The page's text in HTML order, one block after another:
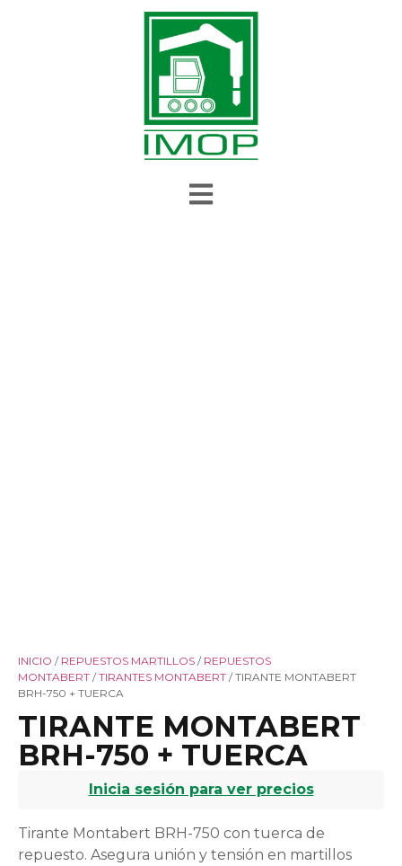
INICIO / REPUESTOS MARTILLOS / REPUESTOS
MONTABERT /TIRANTES MONTABERT / TIRANTE MONTABERT
BRH-750 + TUERCA
TIRANTE MONTABERT
BRH-750 + TUERCA
Inicia sesión para ver precios
Tirante Montabert BRH-750 con tuerca de
repuesto. Asegura unión y tensión en martillos